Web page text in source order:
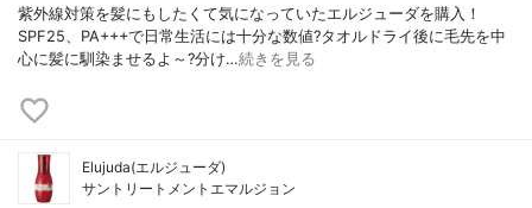
紫外線対策を髪にもしたくて気になっていたエルジューダを購入！
SPF25、PA+++で日常生活には十分な数値?タオルドライ後に毛先を中
心に髪に馴染ませるよ～?分け…続きを見る
Elujuda(エルジューダ)
サントリートメントエマルジョン